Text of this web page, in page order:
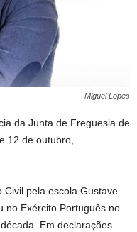
Miguel Lopes
da Junta de Freguesia de
12 de outubro,
pela escola Gustave
no Exército Português no
Em declarações